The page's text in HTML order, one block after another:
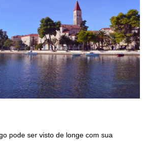
pode ser visto de longe com sua